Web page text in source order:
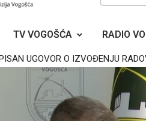
VOGOŠĆA
TV VOGOŠĆA RADIO
UGOVOR O IZVOĐENJU